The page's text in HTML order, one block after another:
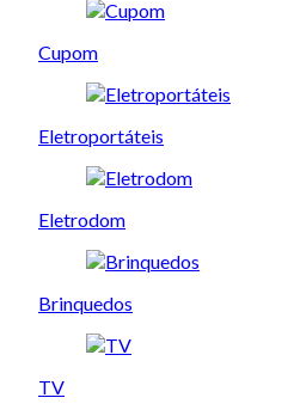
Cupom
Eletroportáteis
Eletrodom
Brinquedos
TV